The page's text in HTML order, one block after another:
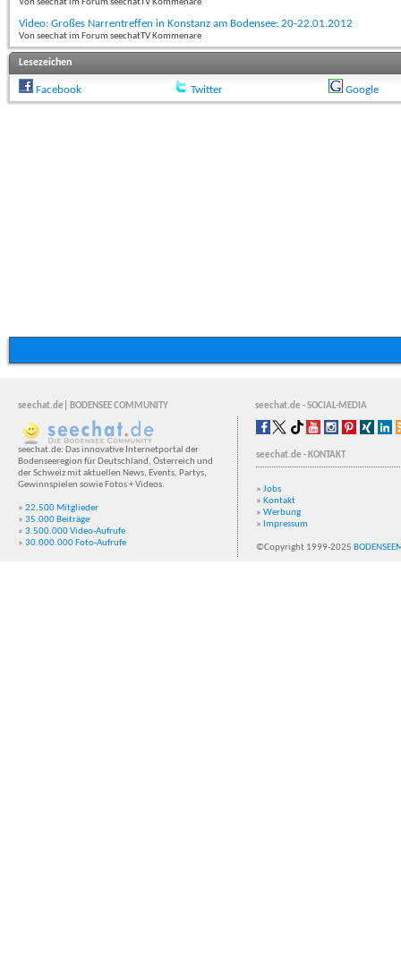
Von seechat im Forum seechatTV Kommenare
Video: Großes Narrentreffen in Konstanz am Bodensee: 20-22.01.2012
Von seechat im Forum seechatTV Kommenare
Lesezeichen
Facebook Twitter Google
seechat.de| BODENSEE COMMUNITY seechat.de - SOCIAL-MEDIA
seechat.de: Das innovative Internetportal der
Bodenseeregion für Deutschland, Österreich und
der Schweiz mit aktuellen News, Events, Partys,
Gewinnspielen sowie Fotos + Videos.
» 22.500 Mitglieder
» 35.000 Beiträge
» 3.500.000 Video-Aufrufe
» 30.000.000 Foto-Aufrufe
seechat.de - KONTAKT
» Jobs
» Kontakt
» Werbung
» Impressum
©Copyright 1999-2025